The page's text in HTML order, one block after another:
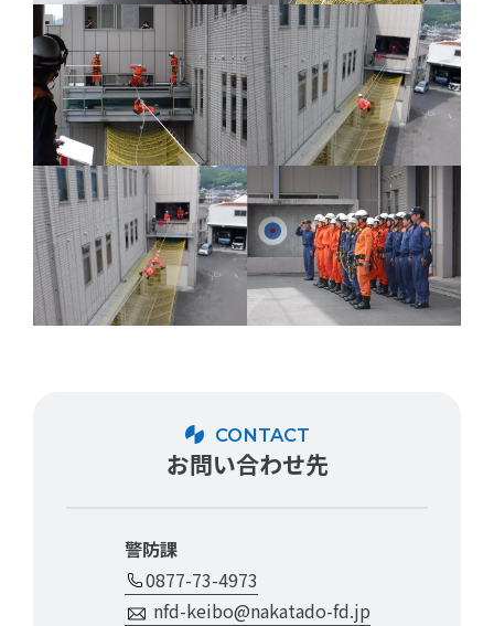
お問い合わせ先
CONTACT
警防課
0877-73-4973
nfd-keibo@nakatado-fd.jp